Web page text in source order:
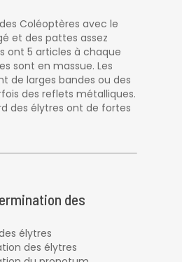
Coléoptères avec le
et des pattes assez
ont 5 articles à chaque
sont en massue. Les
de larges bandes ou des
des reflets métalliques.
des élytres ont de fortes
des
élytres
des élytres